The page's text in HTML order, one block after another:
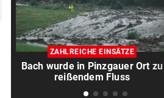
Autos in Baugruben
AFLE TOP-SPIEL: vor
LIVE: Vienna Vikings treffen
Wroclav Panthers
ZAHLREICHE EINSÄTZE
Bach wurde in Pinzgauer Ort zu
reißendem Fluss